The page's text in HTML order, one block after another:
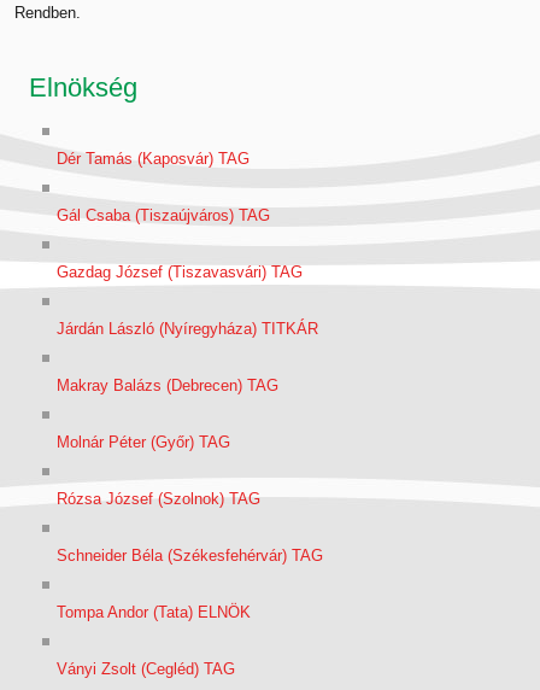
Rendben.
Elnökség
Dér Tamás (Kaposvár) TAG
Gál Csaba (Tiszaújváros) TAG
Gazdag József (Tiszavasvári) TAG
Járdán László (Nyíregyháza) TITKÁR
Makray Balázs (Debrecen) TAG
Molnár Péter (Győr) TAG
Rózsa József (Szolnok) TAG
Schneider Béla (Székesfehérvár) TAG
Tompa Andor (Tata) ELNÖK
Ványi Zsolt (Cegléd) TAG